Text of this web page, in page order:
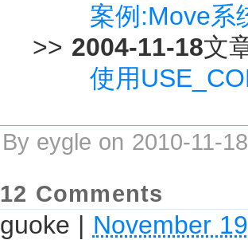
案例:Move系
>> 2004-11-18文
使用
By eygle on 2010-11-
12 Comments
guoke | November